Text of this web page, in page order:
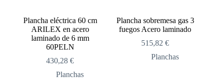
Plancha eléctrica 60 cm
ARILEX en acero
laminado de 6 mm
60PELN
430,28€
Planchas
Plancha sobremesa gas 3
fuegos Acero laminado
515,82€
Planchas